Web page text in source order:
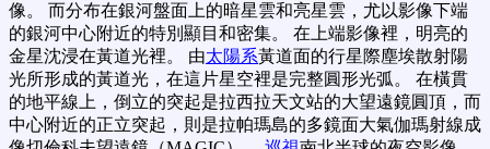
像。 而分布在銀河盤面上的暗星雲和亮星雲，尤以影像下端
的銀河中心附近的特別顯目和密集。 在上端影像裡，明亮的
金星沈浸在黃道光裡。 由太陽系黃道面的行星際塵埃散射陽
光所形成的黃道光，在這片星空裡是完整圓形光弧。 在橫貫
的地平線上，倒立的突起是拉西拉天文站的大望遠鏡圓頂，而
中心附近的正立突起，則是拉帕瑪島的多鏡面大氣伽瑪射線成